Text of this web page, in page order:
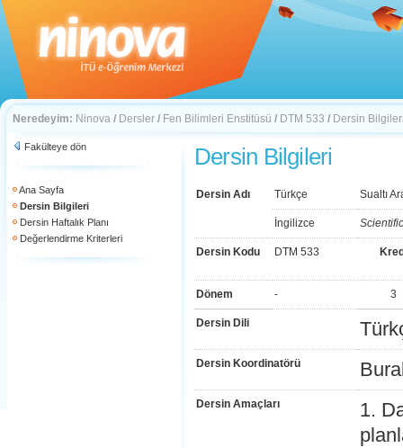
Neredeyim: Ninova / Dersler / Fen Bilimleri Enstitüsü / DTM 533 / Dersin
Fakülteye dön
Ana Sayfa
Dersin Bilgileri
Dersin Haftalık Planı
Değerlendirme Kriterleri
Dersin Bilgileri
Dersin Adı Türkçe Sualtı
İngilizce
Dersin Kodu DTM 533
Dönem - 3
Dersin Dili
Dersin Koordinatörü
Dersin Amaçları
1.